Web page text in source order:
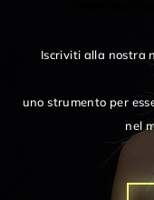
Iscriviti alla nostra
uno strumento per
nel